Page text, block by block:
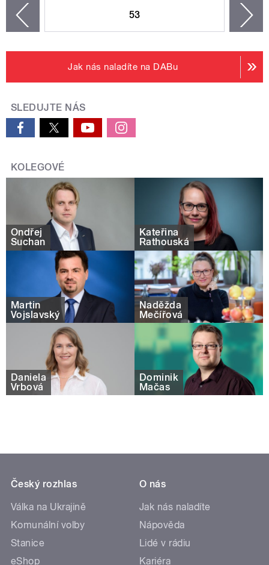
53
Jak nás naladíte na DABu
SLEDUJTE NÁS
KOLEGOVÉ
Ondřej
Suchan
Kateřina
Rathouská
Martin
Vojslavský
Naděžda
Mečířová
Daniela
Vrbová
Dominik
Mačas
Český rozhlas
Válka na Ukrajině
Komunální volby
Stanice
eShop
O nás
Jak nás naladíte
Nápověda
Lidé v rádiu
Kariéra